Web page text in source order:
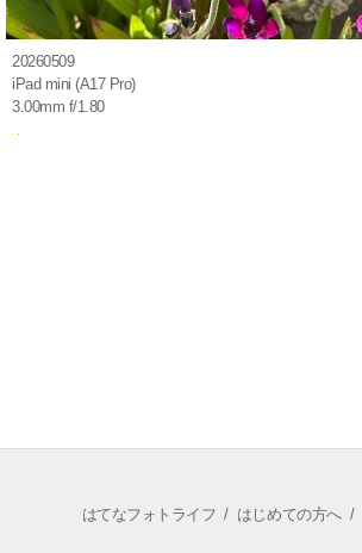
20260509
iPad mini (A17 Pro)
3.00mm f/1.80
はてなフォトライフ / はじめての方へ/